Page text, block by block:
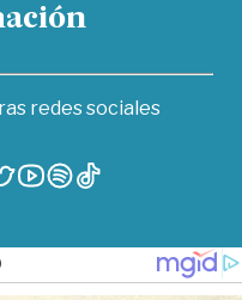
redes sociales